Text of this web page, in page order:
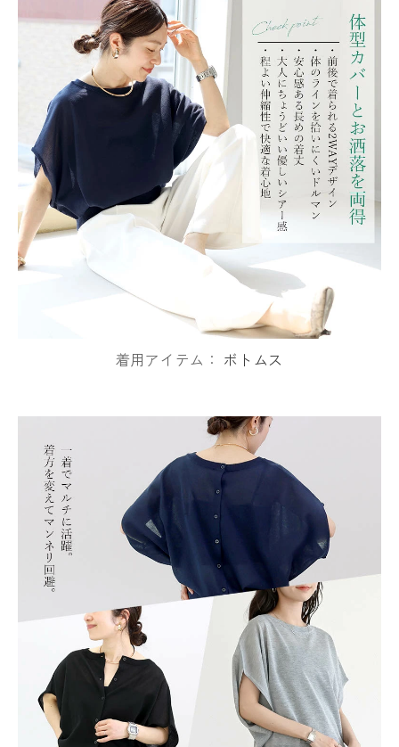
着用アイテム： ボトムス